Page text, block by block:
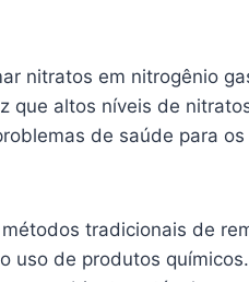
nitratos em nitrogênio
que altos níveis de
de saúde para
tradicionais de
uso de produtos